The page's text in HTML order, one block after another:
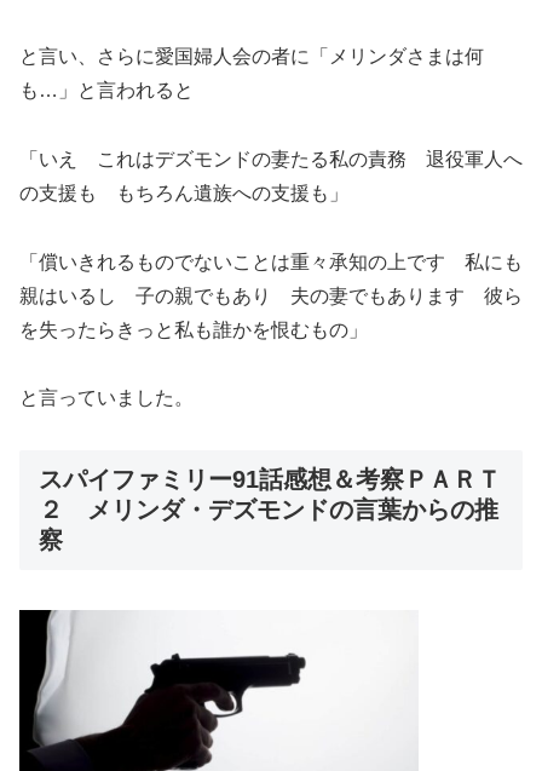
と言い、さらに愛国婦人会の者に「メリンダさまは何
も…」と言われると
「いえ これはデズモンドの妻たる私の責務 退役軍人へ
の支援も もちろん遺族への支援も」
「償いきれるものでないことは重々承知の上です 私にも
親はいるし 子の親でもあり 夫の妻でもあります 彼ら
を失ったらきっと私も誰かを恨むもの」
と言っていました。
スパイファミリー91話感想＆考察ＰＡＲＴ
２ メリンダ・デズモンドの言葉からの推
察